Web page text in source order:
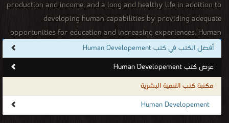
production and income, and a long and healthy life in addition to
developing human capabilities by providing adequate
opportunities for education and increasing experiences. Human
development is defined as the process of enlarging people’s
freedoms and opportunities and improving their well-being.
Human development is about the real freedom ordinary people
have to decide who to be, what to do, and how to live.
كتب Human Developement
.
أفضل الكتب في كتب Human Developement
عرض كتب Human Developement
مكتبة كتب التنمية البشرية
Human Developement